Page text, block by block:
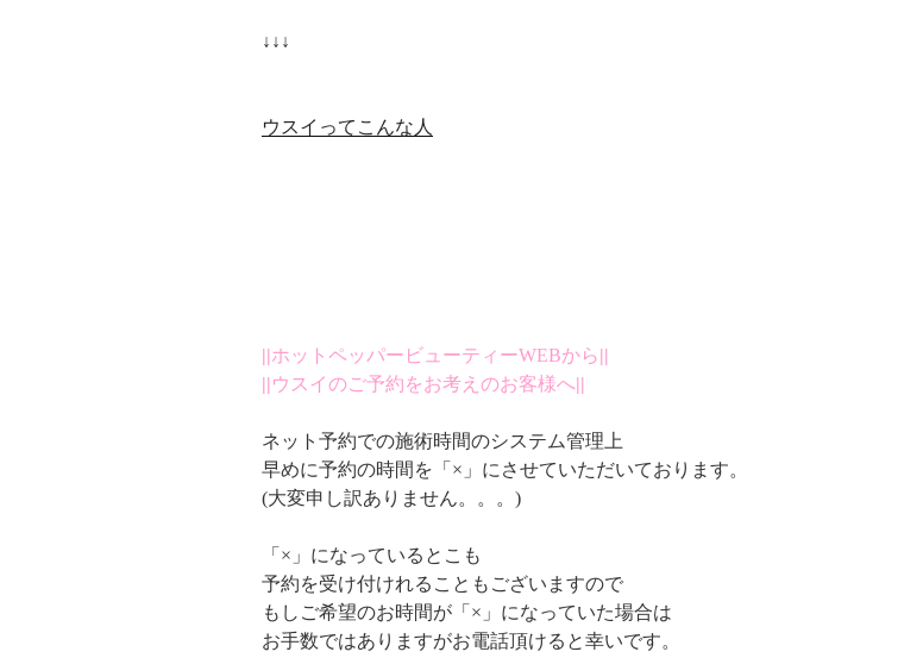
↓↓↓
ウスイってこんな人
||ホットペッパービューティーWEBから||
||ウスイのご予約をお考えのお客様へ||
ネット予約での施術時間のシステム管理上
早めに予約の時間を「×」にさせていただいております。
(大変申し訳ありません。。。)
「×」になっているとこも
予約を受け付けれることもございますので
もしご希望のお時間が「×」になっていた場合は
お手数ではありますがお電話頂けると幸いです。